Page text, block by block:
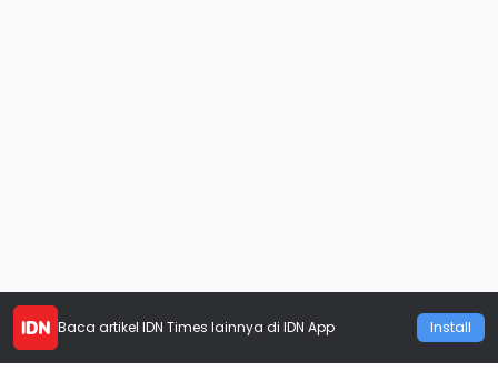
Baca artikel IDN Times lainnya di IDN App Install